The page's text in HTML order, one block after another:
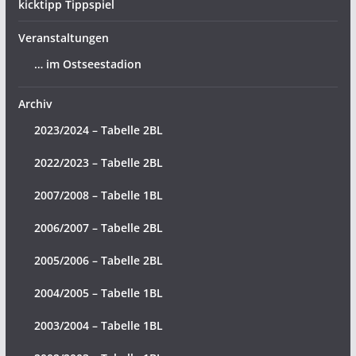
kicktipp Tippspiel
Veranstaltungen
… im Ostseestadion
Archiv
2023/2024 – Tabelle 2BL
2022/2023 – Tabelle 2BL
2007/2008 – Tabelle 1BL
2006/2007 – Tabelle 2BL
2005/2006 – Tabelle 2BL
2004/2005 – Tabelle 1BL
2003/2004 – Tabelle 1BL